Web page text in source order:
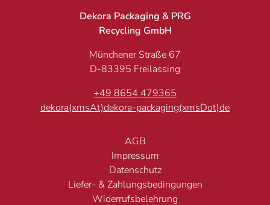
Dekora Packaging & PRG
Recycling GmbH
Münchener Straße 67
D-83395 Freilassing
+49 8654 479365
dekora(xmsAt)dekora-packaging(xmsDot)de
AGB
Impressum
Datenschutz
Liefer- & Zahlungsbedingungen
Widerrufsbelehrung